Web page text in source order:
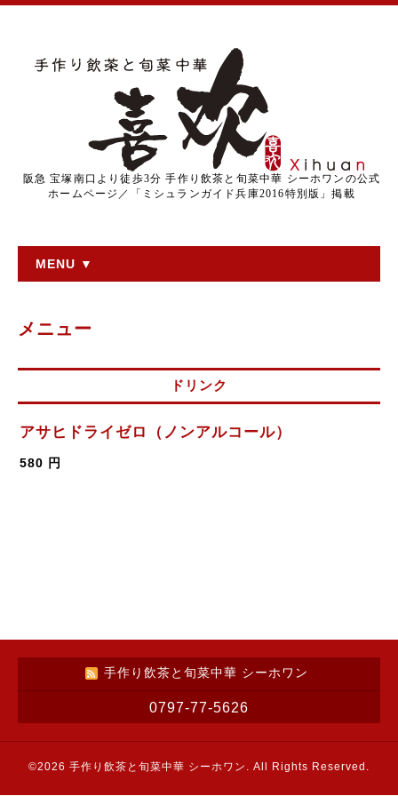
阪急 宝塚南口より徒歩3分 手作り飲茶と旬菜中華 シーホワンの公式
ホームページ／「ミシュランガイド兵庫2016特別版」掲載
MENU ▼
メニュー
ドリンク
アサヒドライゼロ（ノンアルコール）
580 円
手作り飲茶と旬菜中華 シーホワン
0797-77-5626
©2026 手作り飲茶と旬菜中華 シーホワン . All Rights Reserved.